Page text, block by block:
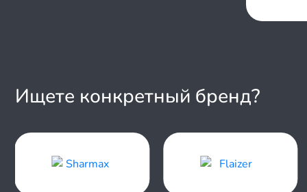
Ищете конкретный бренд?